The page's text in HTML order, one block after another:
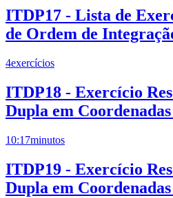
ITDP17 - Lista de
de Ordem de
4exercícios
ITDP18 - Exercício
Dupla em
10:17minutos
ITDP19 - Exercício
Dupla em